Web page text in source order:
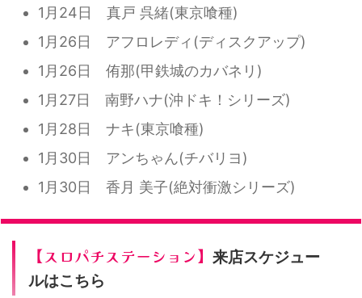
1月24日 真戸 呉緒(東京喰種)
1月26日 アフロレディ(ディスクアップ)
1月26日 侑那(甲鉄城のカバネリ)
1月27日 南野ハナ(沖ドキ！シリーズ)
1月28日 ナキ(東京喰種)
1月30日 アンちゃん(チバリヨ)
1月30日 香月 美子(絶対衝激シリーズ)
【スロパチステーション】 来店スケジュー
ルはこちら